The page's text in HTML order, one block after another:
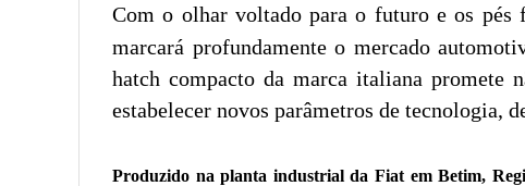
Com o olhar voltado para o futuro e os
marcará profundamente o mercado
hatch compacto da marca italiana
estabelecer novos parâmetros de tecnologia,
Produzido na planta industrial da Fiat em Betim,